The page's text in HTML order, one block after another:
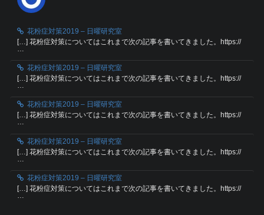
花粉症対策2019 – 日曜研究室
[…] 花粉症対策についてはこれまで次の記事を書いてきました。https://
…
花粉症対策2019 – 日曜研究室
[…] 花粉症対策についてはこれまで次の記事を書いてきました。https://
…
花粉症対策2019 – 日曜研究室
[…] 花粉症対策についてはこれまで次の記事を書いてきました。https://
…
花粉症対策2019 – 日曜研究室
[…] 花粉症対策についてはこれまで次の記事を書いてきました。https://
花粉症対策2019 – 日曜研究室
[…] 花粉症対策についてはこれまで次の記事を書いてきました。https://
…